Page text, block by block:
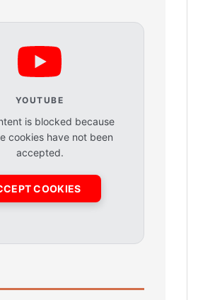
YOUTUBE
is blocked because
cookies have not been
accepted.
COOKIES